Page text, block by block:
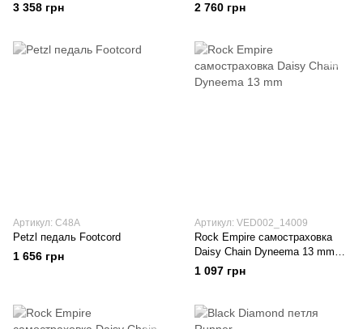
3 358 грн 2 760 грн
Артикул: C48A
Petzl педаль Footcord
1 656 грн
Артикул: VED002_14009
Rock Empire самостраховка
Daisy Chain Dyneema 13 mm
blue-white 140 см
1 097 грн